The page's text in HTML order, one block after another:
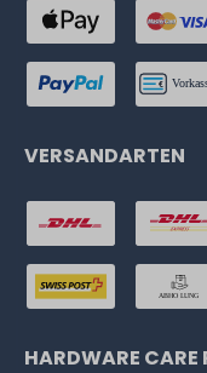
VERSANDARTEN
HARDWARE CARE